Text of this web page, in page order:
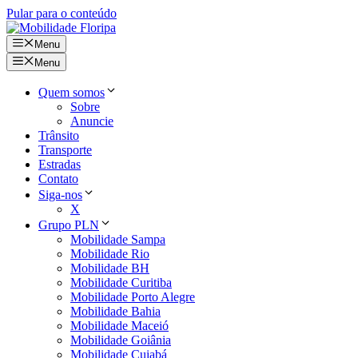
Pular para o conteúdo
Menu
Menu
Quem somos
Sobre
Anuncie
Trânsito
Transporte
Estradas
Contato
Siga-nos
X
Grupo PLN
Mobilidade Sampa
Mobilidade Rio
Mobilidade BH
Mobilidade Curitiba
Mobilidade Porto Alegre
Mobilidade Bahia
Mobilidade Maceió
Mobilidade Goiânia
Mobilidade Cuiabá